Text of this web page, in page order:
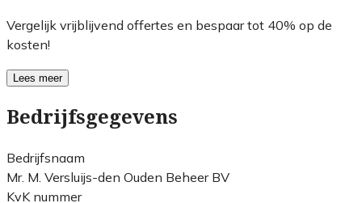
Vergelijk vrijblijvend offertes en bespaar tot 40% op de
kosten!
Lees meer
Bedrijfsgegevens
Bedrijfsnaam
Mr. M. Versluijs-den Ouden Beheer BV
KvK nummer